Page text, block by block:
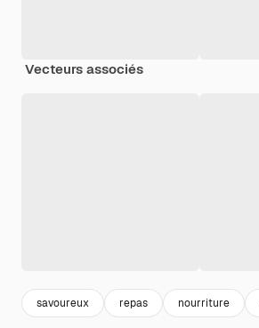
Vecteurs associés
savoureux repas nourriture